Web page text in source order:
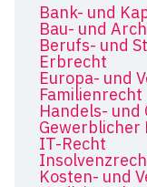
Bank- und
Bau- und
Berufs- und
Erbrecht
Europa- und
Familienrecht
Handels-
Gewerblicher
IT-Recht
Kosten- und